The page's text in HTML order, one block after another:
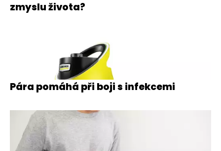
zmyslu života?
Pára pomáhá při boji s infekcemi